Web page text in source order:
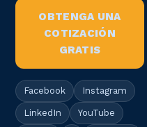
OBTENGA UNA
COTIZACIÓN
GRATIS
Facebook Instagram
LinkedIn YouTube